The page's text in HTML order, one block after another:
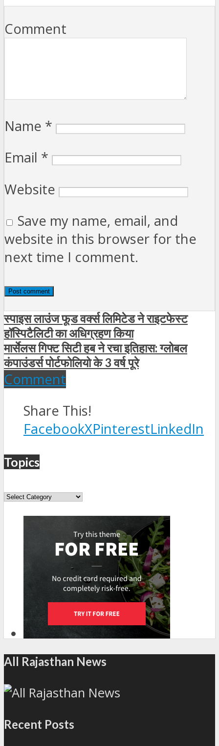
Comment
Name *
Email *
Website
Save my name, email, and
website in this browser for the
next time I comment.
स्पाइस लाउंज फूड वर्क्स लिमिटेड ने राइटफेस्ट
हॉस्पिटैलिटी का अधिग्रहण किया
मार्सेलस गिफ्ट सिटी हब ने रचा इतिहास: ग्लोबल
कंपाउंडर्स पोर्टफोलियो के 3 वर्ष पूरे
Comment
Share This!
FacebookXPinterestLinkedIn
Topics
Topics
All Rajasthan News
Recent Posts